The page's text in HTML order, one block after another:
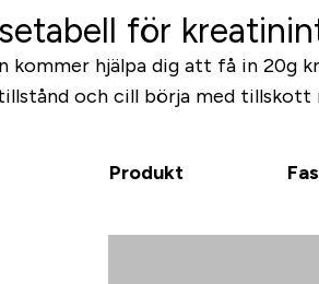
för
kommer hjälpa dig att få in 20g
och cill börja med tillskott
Produkt Fas